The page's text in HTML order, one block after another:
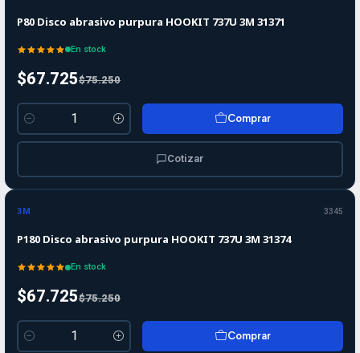
P80 Disco abrasivo purpura HOOKIT 737U 3M 31371
En stock
$67.725$75.250
Cantidad
Comprar
Cotizar
-10%
3M 3345
P180 Disco abrasivo purpura HOOKIT 737U 3M 31374
En stock
$67.725$75.250
Cantidad
Comprar